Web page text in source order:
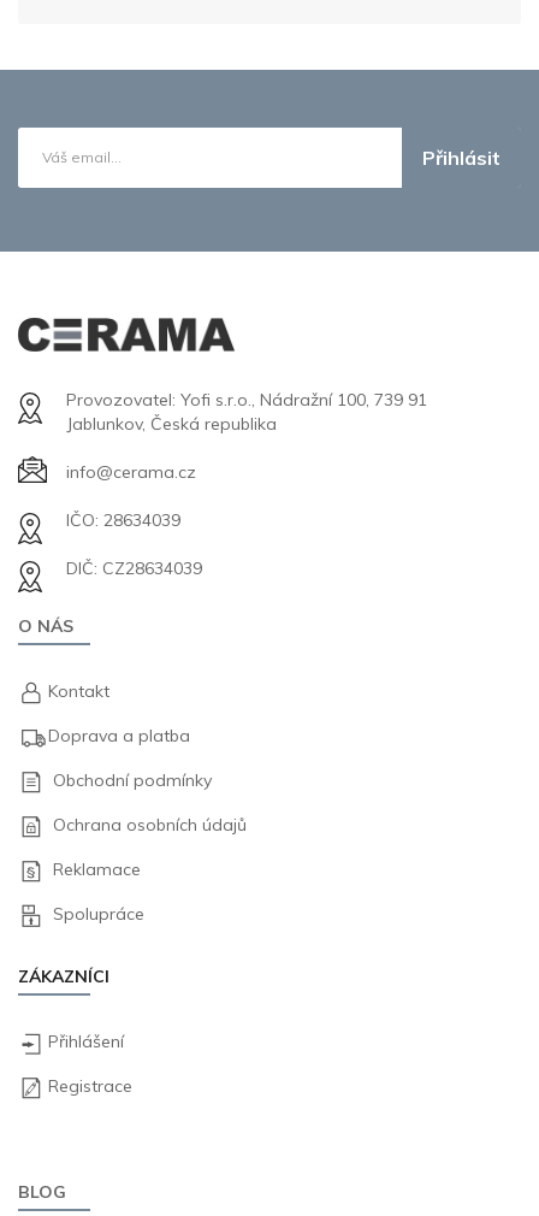
Přihlásit
Provozovatel: Yofi s.r.o., Nádražní 100, 739 91
Jablunkov, Česká republika
info@cerama.cz
IČO: 28634039
DIČ: CZ28634039
O NÁS
Kontakt
Doprava a platba
Obchodní podmínky
Ochrana osobních údajů
Reklamace
Spolupráce
ZÁKAZNÍCI
Přihlášení
Registrace
BLOG